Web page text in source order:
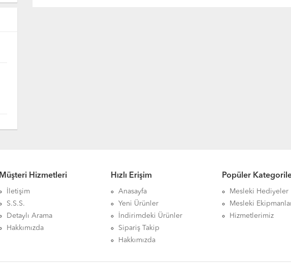
Müşteri Hizmetleri
İletişim
S.S.S.
Detaylı Arama
Hakkımızda
Hızlı Erişim
Anasayfa
Yeni Ürünler
İndirimdeki Ürünler
Sipariş Takip
Hakkımızda
Popüler
Mesleki Hediyeler
Mesleki
Hizmetlerimiz